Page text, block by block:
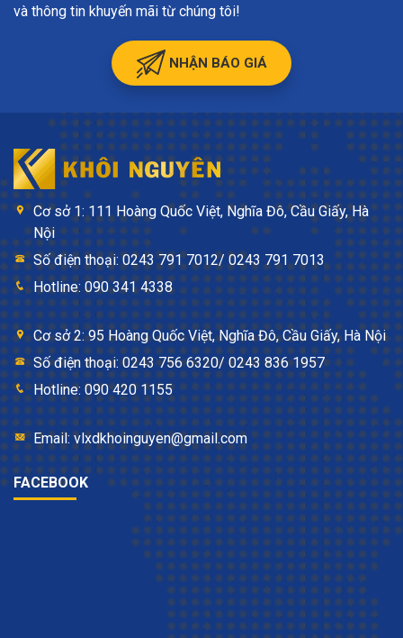
và thông tin khuyến mãi từ chúng tôi!
NHẬN BÁO GIÁ
Cơ sở 1: 111 Hoàng Quốc Việt, Nghĩa Đô, Cầu Giấy, Hà
Nội
Số điện thoại: 0243 791 7012/ 0243 791 7013
Hotline: 090 341 4338
Cơ sở 2: 95 Hoàng Quốc Việt, Nghĩa Đô, Cầu Giấy, Hà Nội
Số điện thoại: 0243 756 6320/ 0243 836 1957
Hotline: 090 420 1155
Email: vlxdkhoinguyen@gmail.com
FACEBOOK